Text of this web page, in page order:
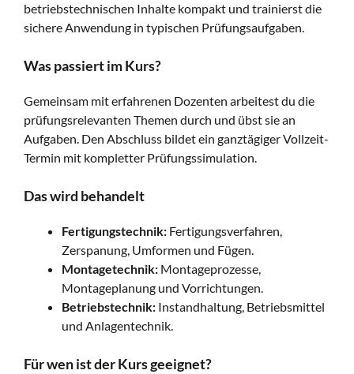
betriebstechnischen Inhalte kompakt und trainierst die
sichere Anwendung in typischen Prüfungsaufgaben.
Was passiert im Kurs?
Gemeinsam mit erfahrenen Dozenten arbeitest du die
prüfungsrelevanten Themen durch und übst sie an
Aufgaben. Den Abschluss bildet ein ganztägiger Vollzeit-
Termin mit kompletter Prüfungssimulation.
Das wird behandelt
Fertigungstechnik: Fertigungsverfahren,
Zerspanung, Umformen und Fügen.
Montagetechnik: Montageprozesse,
Montageplanung und Vorrichtungen.
Betriebstechnik: Instandhaltung, Betriebsmittel
und Anlagentechnik.
Für wen ist der Kurs geeignet?